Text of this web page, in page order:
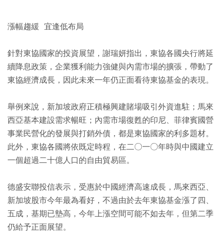
漲幅趨緩 宜逢低布局
針對東協國家的投資展望，謝瑞妍指出，東協各國央行將延
續降息政策，企業獲利能力強健與內需市場的擴張，帶動了
東協經濟成長，因此未來一年仍正面看待東協基金的表現。
舉例來說，新加坡政府正積極興建賭場吸引外資進駐；馬來
西亞基本建設需求暢旺；內需市場復甦的印尼、菲律賓國營
事業民營化的發展與打銷外債，都是東協國家的利多題材。
此外，東協各國將依既定時程，在二○一○年時與中國建立
一個超過二十億人口的自由貿易區。
德盛安聯投信表示，受惠於中國經濟高速成長，馬來西亞、
新加坡股市今年最為看好，不過由於去年東協基金漲了四、
五成，基期已墊高，今年上漲空間可能不如去年，但第二季
仍給予正面展望。